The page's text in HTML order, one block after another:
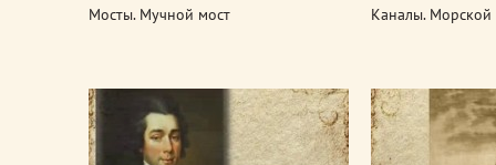
Мосты. Мучной мост Каналы. Морской